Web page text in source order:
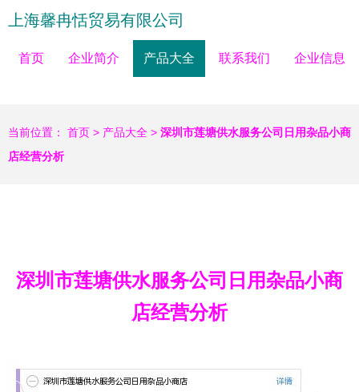
上海馨冉恬贸易有限公司
首页 企业简介 产品大全 联系我们 企业信息
当前位置： 首页 > 产品大全 > 深圳市莲塘供水服务公司日用杂品小商
店经营分析
深圳市莲塘供水服务公司日用杂品小商
店经营分析